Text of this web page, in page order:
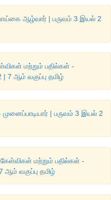
மரம், செடிகள்.
2. சோளம்
வீடு கட்டினான்.
நூலைப் படித்தான்.
கடும் வெப்பம் நிலவுகிறது.
ஆழ்வார் | பருவம் 3 இயல் 2
மற்றும் பதில்கள் -
ஆம் வகுப்பு தமிழ்
| பருவம் 3 இயல் 2
மற்றும் பதில்கள் -
ஆம் வகுப்பு தமிழ்